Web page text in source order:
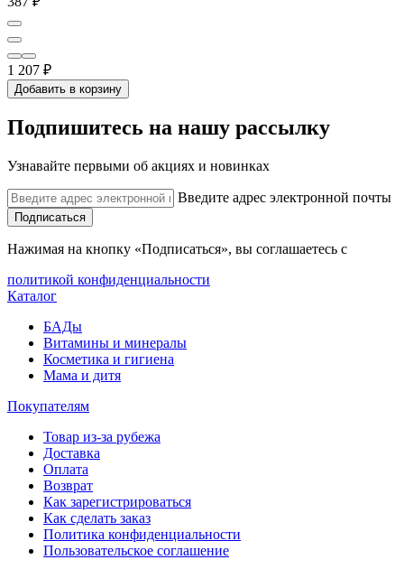
1 207 ₽
Добавить в корзину
Подпишитесь на нашу рассылку
Узнавайте первыми об акциях и новинках
Введите адрес электронной почты
Подписаться
Нажимая на кнопку «Подписаться», вы соглашаетесь с
политикой конфиденциальности
Каталог
БАДы
Витамины и минералы
Косметика и гигиена
Мама и дитя
Покупателям
Товар из-за рубежа
Доставка
Оплата
Возврат
Как зарегистрироваться
Как сделать заказ
Политика конфиденциальности
Пользовательское соглашение